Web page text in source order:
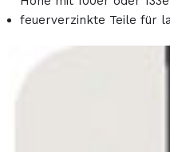
feuerverzinkte Teile für